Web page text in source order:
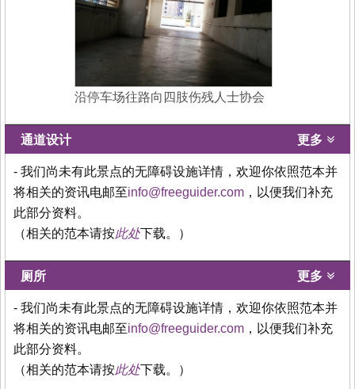
沿停车场往路向四肢伤残人士协会
通道设计 更多
- 我们尚未有此景点的无障碍设施详情，欢迎你依照范本并
将相关的资讯电邮至info@freeguider.com ，以便我们补充
此部分资料。
（相关的范本请按此处下载。）
厕所 更多
- 我们尚未有此景点的无障碍设施详情，欢迎你依照范本并
将相关的资讯电邮至info@freeguider.com ，以便我们补充
此部分资料。
（相关的范本请按此处下载。）